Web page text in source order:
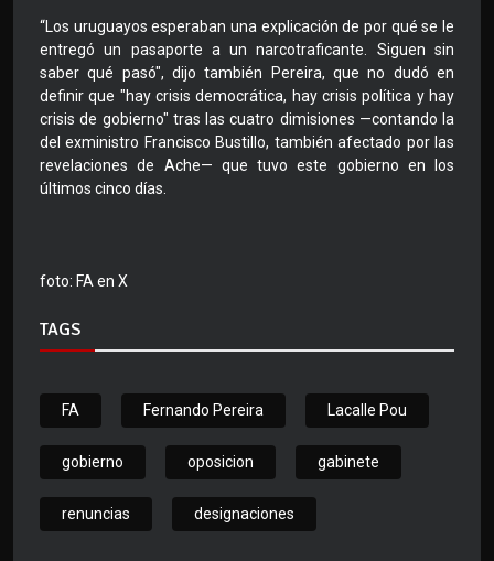
“Los uruguayos esperaban una explicación de por qué se le
entregó un pasaporte a un narcotraficante. Siguen sin
saber qué pasó", dijo también Pereira, que no dudó en
definir que "hay crisis democrática, hay crisis política y hay
crisis de gobierno" tras las cuatro dimisiones —contando la
del exministro Francisco Bustillo, también afectado por las
revelaciones de Ache— que tuvo este gobierno en los
últimos cinco días.
foto: FA en X
TAGS
FA Fernando Pereira Lacalle Pou
gobierno oposicion gabinete
renuncias designaciones